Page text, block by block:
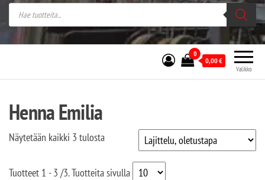
Stupido Market – verkossa ja kivijalassa
Stupido Market on vaihtoehtomusaan
erikoistunut verkko- sekä
kivijalkakauppa Helsingissä Kallion
sydämessä.
Valikko
0
0,00€
Henna Emilia
Näytetään kaikki 3 tulosta
Tuotteet 1 - 3 /3. Tuotteita sivulla